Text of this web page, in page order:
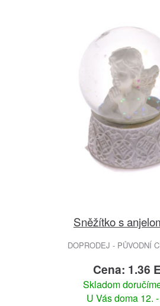
Sněžítko s
DOPRODEJ - PŮVODNÍ
Cena: 1.36
Skladom
U Vás doma 12.